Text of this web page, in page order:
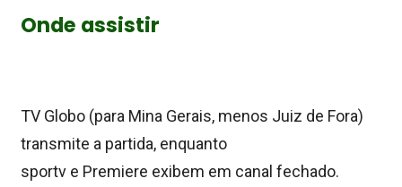
Onde assistir
TV Globo (para Mina Gerais, menos Juiz de Fora)
transmite a partida, enquanto
sportv e Premiere exibem em canal fechado.